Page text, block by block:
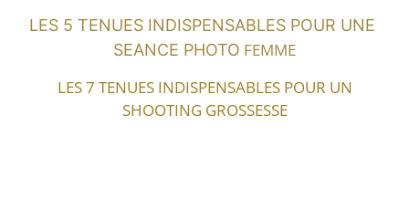
LES 5 TENUES INDISPENSABLES POUR UNE
SEANCE PHOTO FEMME
LES 7 TENUES INDISPENSABLES POUR UN
SHOOTING GROSSESSE